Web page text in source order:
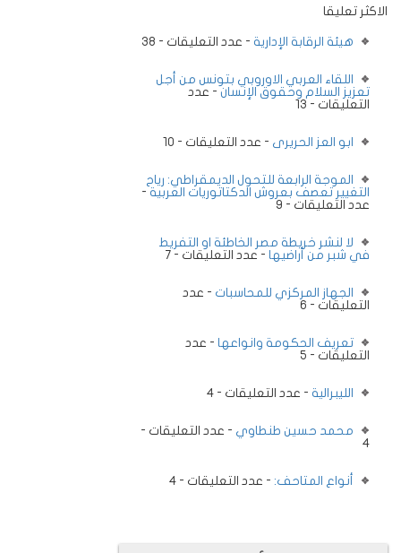
الاكثر تعليقا
هيئة الرقابة الإدارية - عدد التعليقات - 38
اللقاء العربي الاوروبي بتونس من أجل
تعزيز السلام وحقوق الإنسان - عدد
التعليقات - 13
ابو العز الحريرى - عدد التعليقات - 10
الموجة الرابعة للتحول الديمقراطي: رياح
التغيير تعصف بعروش الدكتاتوريات العربية -
عدد التعليقات - 9
لا لنشر خريطة مصر الخاطئة او التفريط
في شبر من أراضيها - عدد التعليقات - 7
الجهاز المركزي للمحاسبات - عدد
التعليقات - 6
تعريف الحكومة وانواعها - عدد
التعليقات - 5
الليبرالية - عدد التعليقات - 4
محمد حسين طنطاوي - عدد التعليقات -
4
أنواع المتاحف: - عدد التعليقات - 4